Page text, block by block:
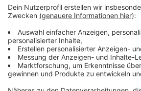
Wir benötigen
Zustimmung, um den
Video-Service zu
Wir verwenden einen
Drittanbieters, um
einzubetten. Dieser